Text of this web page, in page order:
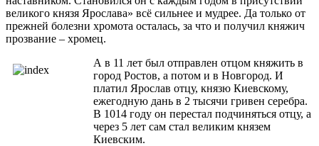
великого князя Ярослава» всё сильнее и мудрее. Да только от
прежней болезни хромота осталась, за что и получил княжич
прозвание – хромец.
А в 11 лет был отправлен отцом княжить в
город Ростов, а потом и в Новгород. И
платил Ярослав отцу, князю Киевскому,
ежегодную дань в 2 тысячи гривен серебра.
В 1014 году он перестал подчиняться отцу, а
через 5 лет сам стал великим князем
Киевским.